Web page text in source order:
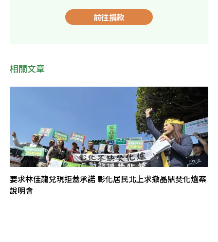
前往捐款
相關文章
要求林佳龍兌現拒蓋承諾 彰化居民北上求撤晶鼎焚化爐案
說明會